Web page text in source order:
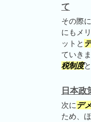
て
その際
にもメ
ットと
ていきま
税制度
日本政
次に デ
ため、